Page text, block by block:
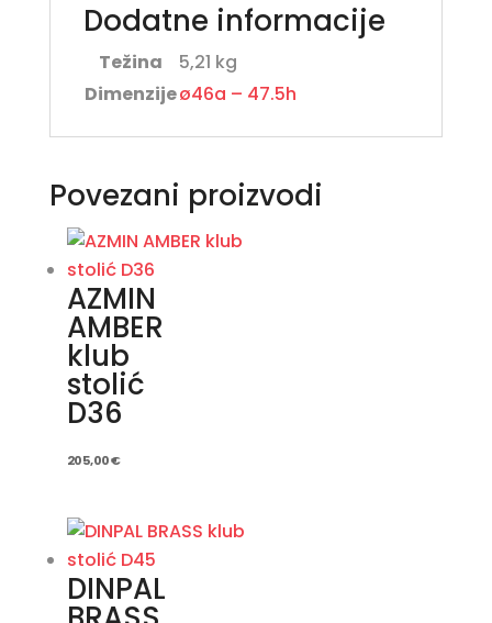
Dodatne informacije
Težina
5,21 kg
Dimenzijeø46a – 47.5h
Povezani proizvodi
AZMIN
AMBER
klub
stolić
D36
205,00€
DINPAL